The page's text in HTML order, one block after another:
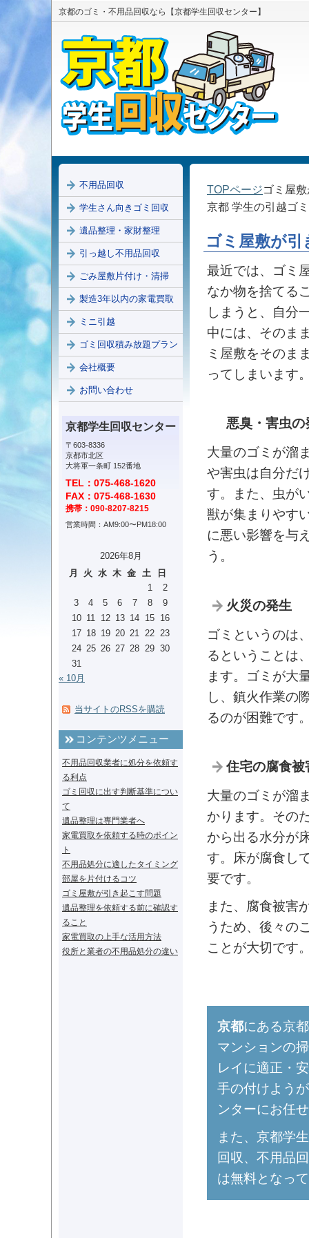
京都のゴミ・不用品回収なら【京都学生回収センター】
TOPページゴミ屋
京都 学生の引越ゴ
ゴミ屋敷が引
最近では、ゴミ
なか物を捨てる
しまうと、自分
中には、そのま
ミ屋敷をそのま
ってしまいます
悪臭・害虫の
大量のゴミが溜
や害虫は自分だ
す。また、虫が
獣が集まりやす
に悪い影響を与
う。
火災の発生
ゴミというのは
るということは
ます。ゴミが大
し、鎮火作業の
るのが困難です
住宅の腐食被
大量のゴミが溜
かります。その
から出る水分が
す。床が腐食し
要です。
また、腐食被害
うため、後々の
ことが大切です
京都にある京
マンションの
レイに適正・
手の付けよう
ンターにお任
また、京都学
回収、不用品
は無料となっ
不用品回収
学生さん向きゴミ回収
遺品整理・家財整理
引っ越し不用品回収
ごみ屋敷片付け・清掃
製造3年以内の家電買取
ミニ引越
ゴミ回収積み放題プラン
会社概要
お問い合わせ
京都学生回収センター
〒603-8336
京都市北区
大将軍一条町 152番地
TEL：075-468-1620
FAX：075-468-1630
携帯：090-8207-8215
営業時間：AM9:00〜PM18:00
2026年8月
月
火 水 木 金 土
日
1
2
3
4 5 6 7 8
9
10 11 12 13 14 15 16
17 18 19 20 21 22 23
24 25 26 27 28 29 30
31
« 10月
当サイトのRSSを購読
コンテンツメニュー
不用品回収業者に処分を依頼す
る利点
ゴミ回収に出す判断基準につい
て
遺品整理は専門業者へ
家電買取を依頼する時のポイン
ト
不用品処分に適したタイミング
部屋を片付けるコツ
ゴミ屋敷が引き起こす問題
遺品整理を依頼する前に確認す
ること
家電買取の上手な活用方法
役所と業者の不用品処分の違い